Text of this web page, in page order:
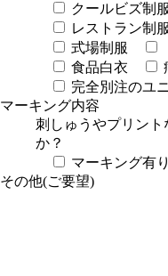
クールビズ制服
レストラン制服
式場制服
食品白衣
完全別注のユ
マーキング内容
刺しゅうやプリン
か？
マーキング有り
その他(ご要望)